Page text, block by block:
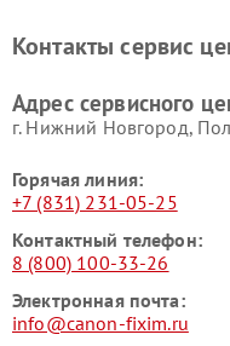
Контакты сервис
Адрес сервисного
г. Нижний Новгород,
Горячая линия:
+7 (831) 231-05-25
Контактный телефон:
8 (800) 100-33-26
Электронная почта:
info@canon-fixim.ru